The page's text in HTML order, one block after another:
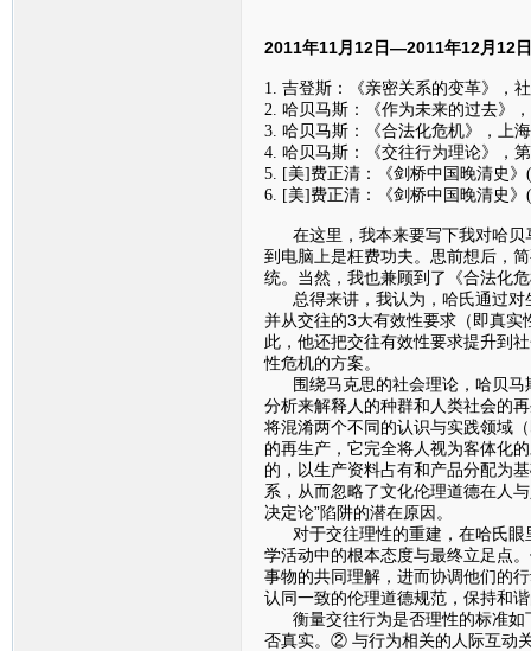
2011年11月12日—2011年12月12
1. 吉登斯：《亲密关系的变革》，
2. 哈贝马斯：《作为未来的过去》
3. 哈贝马斯：《合法化危机》，上
4. 哈贝马斯：《交往行为理论》，
5. [美]费正清：《剑桥中国晚清史
6. [美]费正清：《剑桥中国晚清史
在这里，我本来要写下我对哈贝
到电脑上是枉费功夫。思前想后，
统。当然，我也兼顾到了《合法化
总得来讲，我认为，哈氏通过对
并从交往的3大有效性要求（即真
此，他还把交往有效性要求提升到
性危机的方案。
围绕马克思的社会理论，哈贝马
分析来解释人的种群和人类社会的
将混淆两个不同的认识与实践领域
的再生产，它完全将人视为客体化
的，以生产资料占有和产品分配为
系，从而忽略了文化伦理道德在人
决定论”陷阱的潜在原因。
对于交往理性的重建，在哈氏眼
学活动中的根本态度与最终立足点
事物的共同理解，进而协调他们的
认同一致的伦理道德规范，保持和
衡量交往行为是否理性的标准如
否真实。② 与行为相关的人际互动